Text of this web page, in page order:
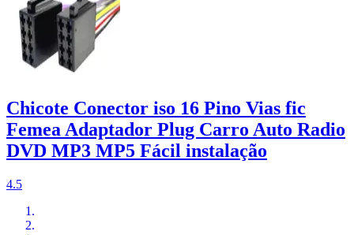
Chicote Conector iso 16 Pino Vias fic
Femea Adaptador Plug Carro Auto Radio
DVD MP3 MP5 Fácil instalação
4.5